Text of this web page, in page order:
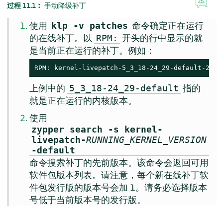
过程 11.1︰ 手动降级补丁
使用 klp -v patches 命令确定正在运行
的在线补丁。以 RPM: 开头的行中显示的就
是当前正在运行的补丁。例如：
RPM: kernel-livepatch-5_3_18-24_29-default-2-
上例中的 5_3_18-24_29-default 指的
就是正在运行的内核版本。
使用
zypper search -s kernel-
livepatch-RUNNING_KERNEL_VERSION
-default
命令搜索补丁的先前版本。该命令会返回可用
软件包版本列表。请注意，每个新在线补丁软
件包发行版的版本号会加 1。请务必选择版本
号低于当前版本号的发行版。